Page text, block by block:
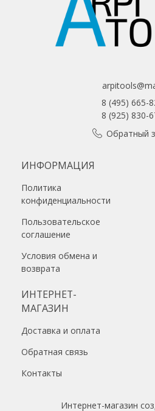
8 (495) 665-
8 (925) 830-
Обратный
ИНФОРМАЦИЯ
Политика
конфиденциальности
Пользовательское
соглашение
Условия обмена и
возврата
ИНТЕРНЕТ-
МАГАЗИН
Доставка и оплата
Обратная связь
Контакты
Интернет-магазин